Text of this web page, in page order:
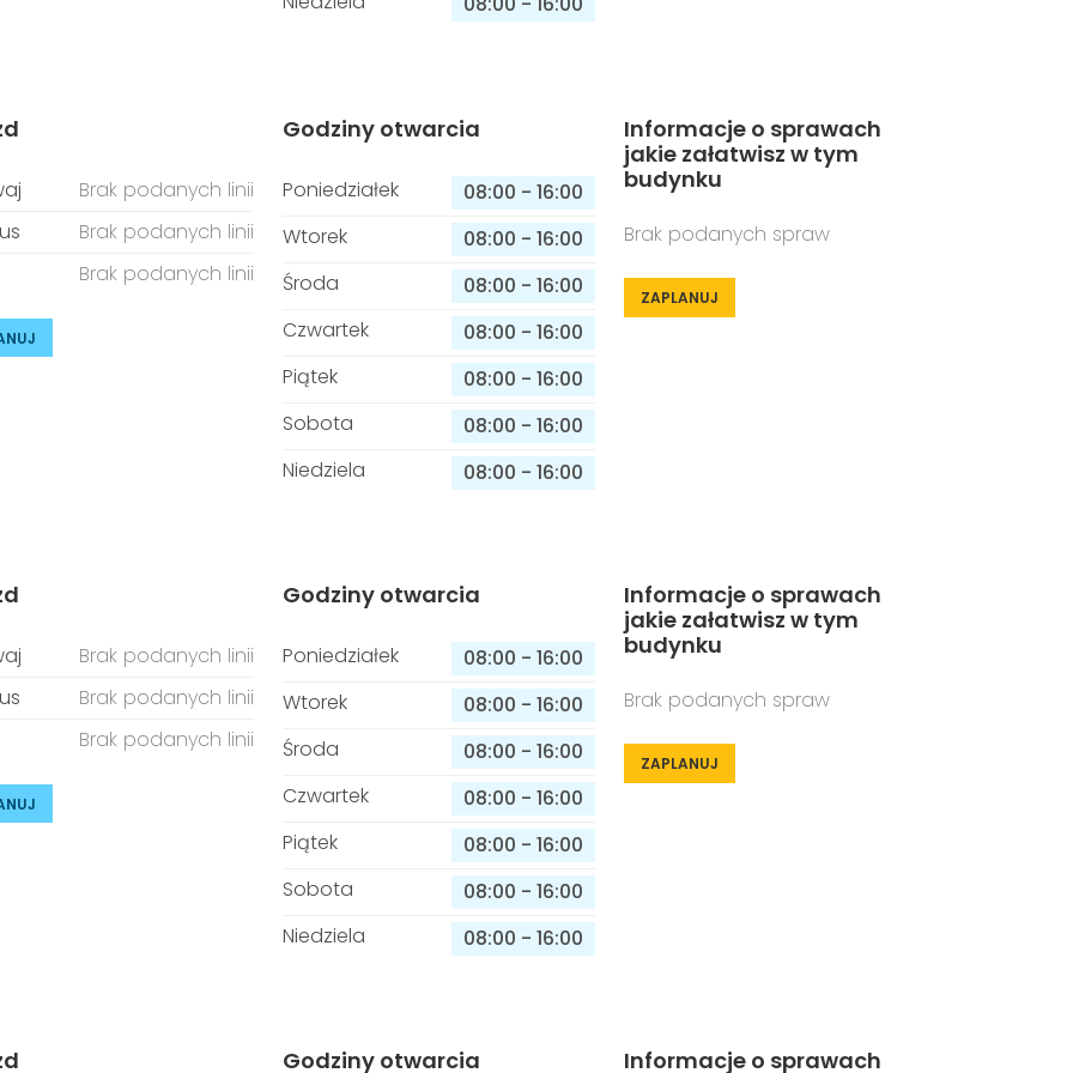
Brak podanych linii
Brak podanych linii
Brak podanych linii
Godziny otwarcia
Poniedziałek 08:00 - 16:00
Wtorek
08:00 - 16:00
Środa
08:00 - 16:00
Czwartek
08:00 - 16:00
Piątek
08:00 - 16:00
Sobota
08:00 - 16:00
Niedziela
08:00 - 16:00
Informacje o sprawach
jakie załatwisz w tym
budynku
Brak podanych spraw
ZAPLANUJ
Brak podanych linii
Brak podanych linii
Brak podanych linii
Godziny otwarcia
Poniedziałek 08:00 - 16:00
Wtorek
08:00 - 16:00
Środa
08:00 - 16:00
Czwartek
08:00 - 16:00
Piątek
08:00 - 16:00
Sobota
08:00 - 16:00
Niedziela
08:00 - 16:00
Informacje o sprawach
jakie załatwisz w tym
budynku
Brak podanych spraw
ZAPLANUJ
Godziny otwarcia
Informacje o sprawach